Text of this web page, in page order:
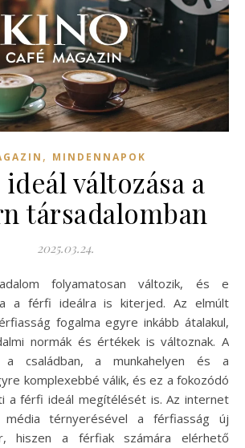
, MINDENNAPOK
változása a
társadalomban
2025.03.24.
a férfi ideálra is kiterjed. Az elmúlt
fogalma egyre inkább átalakul,
normák és értékek is változnak. A
családban, a munkahelyen és a
komplexebbé válik, és ez a fokozódó
a férfi ideál megítélését is. Az internet
térnyerésével a férfiasság új
hiszen a férfiak számára elérhető